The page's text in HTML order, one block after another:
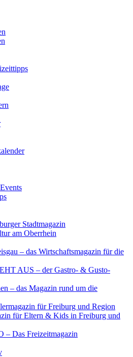
Stadtmagazin
am Oberrhein
– das Wirtschaftsmagazin für die
AUS – der Gastro- & Gusto-
– das Magazin rund um die
für Freiburg und Region
für Eltern & Kids in Freiburg und
– Das Freizeitmagazin